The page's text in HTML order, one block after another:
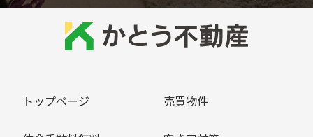
トップページ 売買物件